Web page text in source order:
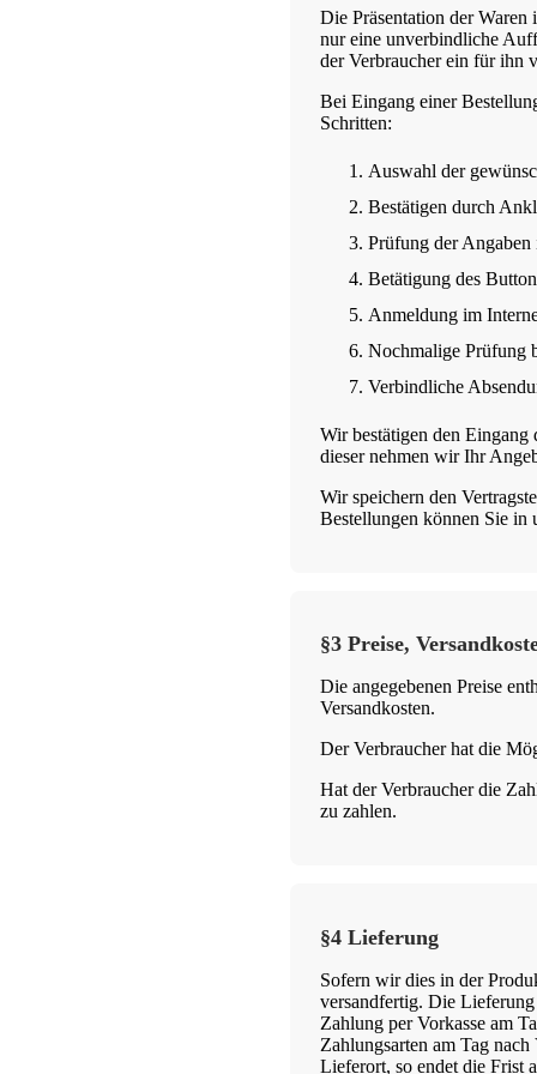
Die Präsentation der Waren
nur eine unverbindliche
der Verbraucher ein für ihn
Bei Eingang einer
Schritten:
Auswahl der
Bestätigen durch
Prüfung der
Betätigung des
Anmeldung im
Nochmalige Prüfung
Verbindliche
Wir bestätigen den
dieser nehmen wir Ihr
Wir speichern den
Bestellungen können Sie
§3 Preise,
Die angegebenen Preise
Versandkosten.
Der Verbraucher hat die
Hat der Verbraucher die
zu zahlen.
§4 Lieferung
Sofern wir dies in der
versandfertig. Die
Zahlung per Vorkasse am
Zahlungsarten am Tag
Lieferort, so endet die Frist